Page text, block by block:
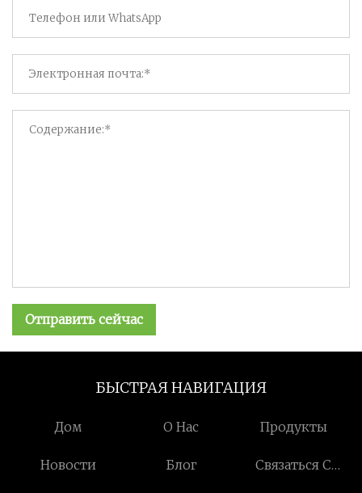
Отправить сейчас
БЫСТРАЯ НАВИГАЦИЯ
Дом О Нас Продукты
Новости Блог
Связаться С